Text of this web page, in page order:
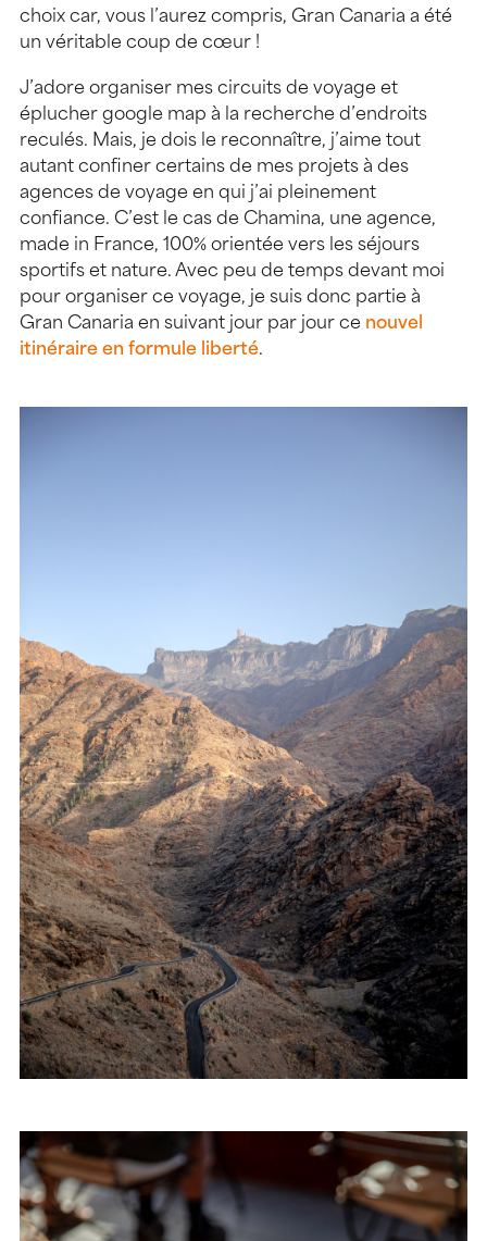
choix car, vous l’aurez compris, Gran Canaria a été
un véritable coup de cœur !
J’adore organiser mes circuits de voyage et
éplucher google map à la recherche d’endroits
reculés. Mais, je dois le reconnaître, j’aime tout
autant confiner certains de mes projets à des
agences de voyage en qui j’ai pleinement
confiance. C’est le cas de Chamina, une agence,
made in France, 100% orientée vers les séjours
sportifs et nature. Avec peu de temps devant moi
pour organiser ce voyage, je suis donc partie à
Gran Canaria en suivant jour par jour ce nouvel
itinéraire en formule liberté.